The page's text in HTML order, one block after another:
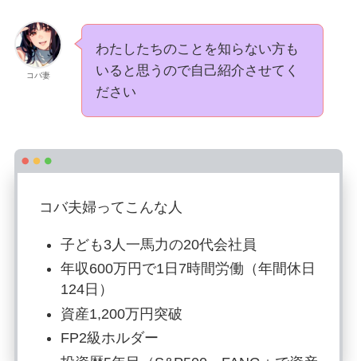
コバ妻
わたしたちのことを知らない方も
いると思うので自己紹介させてく
ださい
コバ夫婦ってこんな人
子ども3人一馬力の20代会社員
年収600万円で1日7時間労働（年間休日
124日）
資産1,200万円突破
FP2級ホルダー